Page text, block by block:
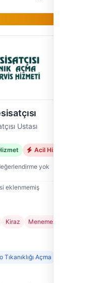
Ustası
Acil Hizmet
yok
eklenmemiş
Kiraz Menemen
Tıkanıklığı Açma